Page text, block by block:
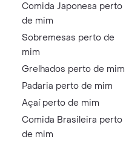
Comida Japonesa perto
de mim
Sobremesas perto de
mim
Grelhados perto de mim
Padaria perto de mim
Açaí perto de mim
Comida Brasileira perto
de mim